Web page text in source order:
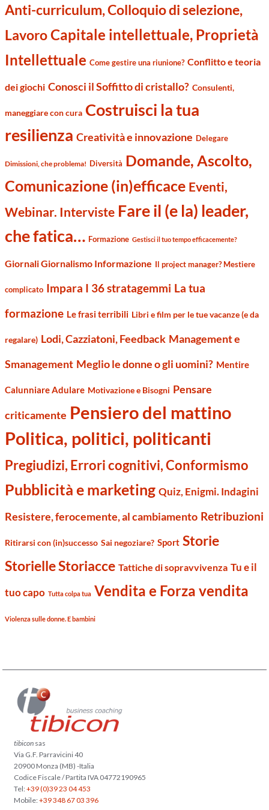
Anti-curriculum, Colloquio di selezione,
LavoroCapitale intellettuale, Proprietà
Intellettuale Come gestire una riunione? Conflitto e teoria
dei giochi Conosci il Soffitto di cristallo? Consulenti,
maneggiare con cura Costruisci la tua
resilienza Creatività e innovazione Delegare
Dimissioni, che problema! Diversità Domande, Ascolto,
Comunicazione (in)efficace Eventi,
Webinar. Interviste Fare il (e la) leader,
che fatica… Formazione Gestisci il tuo tempo efficacemente?
Giornali Giornalismo Informazione Il project manager? Mestiere
complicato Impara I 36 stratagemmi La tua
formazione Le frasi terribili Libri e film per le tue vacanze (e da
regalare) Lodi, Cazziatoni, Feedback Management e
Smanagement Meglio le donne o gli uomini? Mentire
Calunniare Adulare Motivazione e Bisogni Pensare
criticamente Pensiero del mattino
Politica, politici, politicanti
Pregiudizi, Errori cognitivi, Conformismo
Pubblicità e marketing Quiz, Enigmi. Indagini
Resistere, ferocemente, al cambiamento Retribuzioni
Ritirarsi con (in)successo Sai negoziare? Sport Storie
Storielle Storiacce Tattiche di sopravvivenza Tu e il
tuo capo Tutta colpa tua Vendita e Forza vendita
Violenza sulle donne. E bambini
tibicon sas
Via G.F. Parravicini 40
20900 Monza (MB) -Italia
Codice Fiscale / Partita IVA 04772190965
Tel:+39 (0)39 23 04 453
Mobile:+39 348 67 03 396